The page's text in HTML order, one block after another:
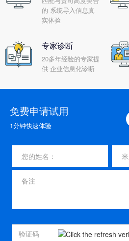
的 系统导入信息真
实体验
专家诊断
20多年经验的专家提
供 企业信息化诊断
免费申请试用
1分钟快速体验